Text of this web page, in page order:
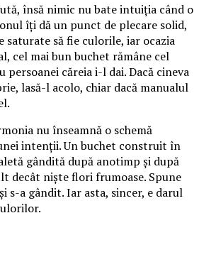
însă nimic nu bate intuiția când o
îți dă un punct de plecare solid,
saturate să fie culorile, iar ocazia
cel mai bun buchet rămâne cel
persoanei căreia i-l dai. Dacă cineva
lasă-l acolo, chiar dacă manualul
nu înseamnă o schemă
intenții. Un buchet construit în
gândită după anotimp și după
decât niște flori frumoase. Spune
s-a gândit. Iar asta, sincer, e darul